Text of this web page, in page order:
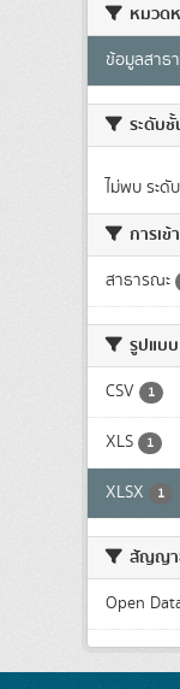
หมวด
ข้อมูลสาธ
ระดับ
ไม่พบ ระ
การเข้
สาธารณะ
รูปแบบ
CSV 1
XLS 1
XLSX 1
สัญญ
Open